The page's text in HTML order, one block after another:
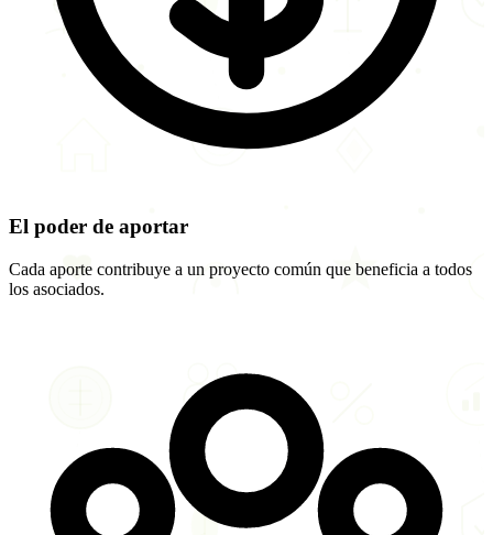
El poder de aportar
Cada aporte contribuye a un proyecto común que beneficia a todos
los asociados.